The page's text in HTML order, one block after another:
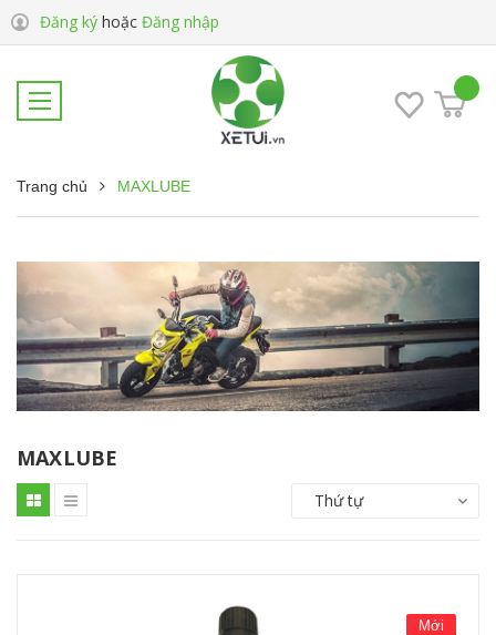
Đăng ký hoặc Đăng nhập
Trang chủ MAXLUBE
MAXLUBE
Thứ tự
Mới